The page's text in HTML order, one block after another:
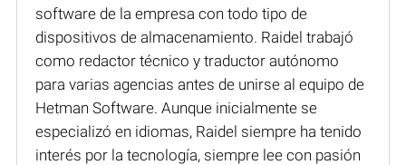
software de la empresa con todo tipo de
dispositivos de almacenamiento. Raidel trabajó
como redactor técnico y traductor autónomo
para varias agencias antes de unirse al equipo de
Hetman Software. Aunque inicialmente se
especializó en idiomas, Raidel siempre ha tenido
interés por la tecnología, siempre lee con pasión